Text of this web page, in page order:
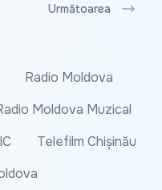
Următoarea
Radio Moldova
Moldova Muzical
Telefilm Chișinău